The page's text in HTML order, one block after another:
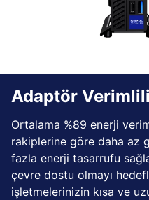
Adaptör
Ortalama %89 enerji
rakiplerine göre daha az
fazla enerji tasarrufu
çevre dostu olmayı
işletmelerinizin kısa ve